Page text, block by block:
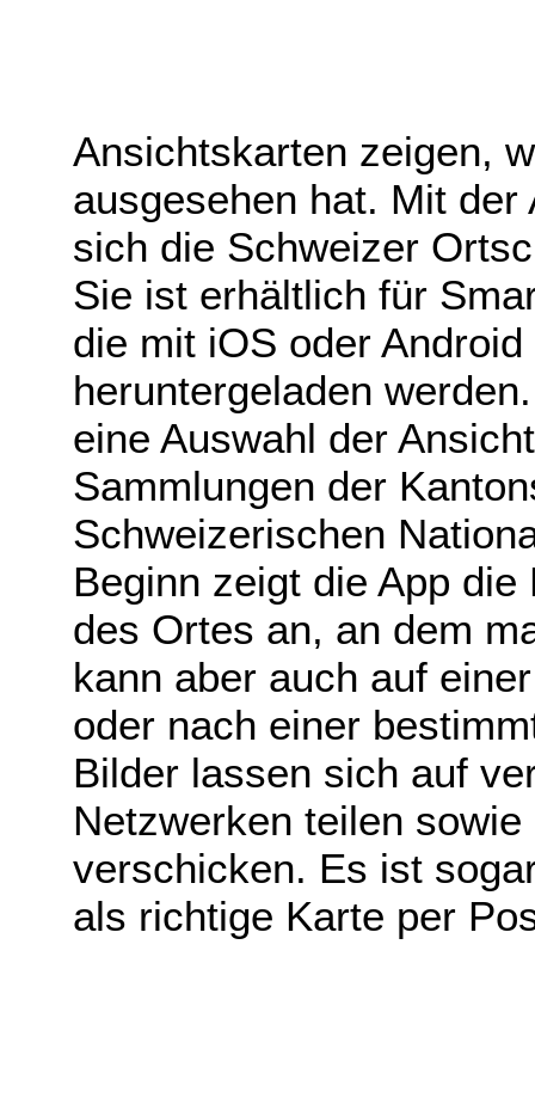
Ansichtskarten zeigen,
ausgesehen hat. Mit
sich die Schweizer
Sie ist erhältlich für
die mit iOS oder
heruntergeladen
eine Auswahl der
Sammlungen der
Schweizerischen
Beginn zeigt die App
des Ortes an, an dem
kann aber auch auf
oder nach einer
Bilder lassen sich auf
Netzwerken teilen
verschicken. Es ist
als richtige Karte per